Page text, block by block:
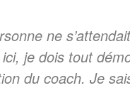
ne
je dois tout
du coach. Je